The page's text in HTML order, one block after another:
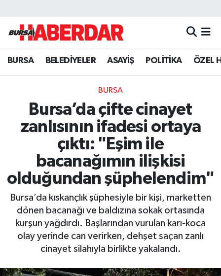
BURSA BELEDİYELER ASAYİŞ POLİTİKA ÖZEL
BURSA
Bursa’da çifte cinayet
zanlısının ifadesi ortaya
çıktı: "Eşim ile
bacanağımın ilişkisi
olduğundan şüphelendim"
Bursa’da kıskançlık şüphesiyle bir kişi, marketten
dönen bacanağı ve baldızına sokak ortasında
kurşun yağdırdı. Başlarından vurulan karı-koca
olay yerinde can verirken, dehşet saçan zanlı
cinayet silahıyla birlikte yakalandı.
Hava Durumu
Trafik Durumu
Süper Lig Puan Durumu ve Fikstür
Tüm Manşetler
Son Dakika Haberleri
Haber Arşivi